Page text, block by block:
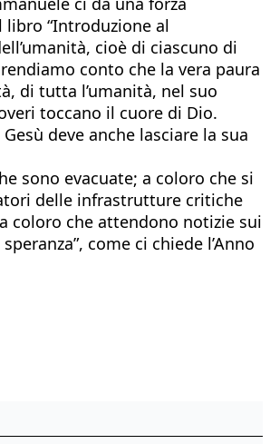
libro “Introduzione al
cioè di ciascuno di
conto che la vera paura
di tutta l’umanità, nel suo
toccano il cuore di Dio.
deve anche lasciare la sua
sono evacuate; a coloro che si
delle infrastrutture critiche
coloro che attendono notizie sui
come ci chiede l’Anno